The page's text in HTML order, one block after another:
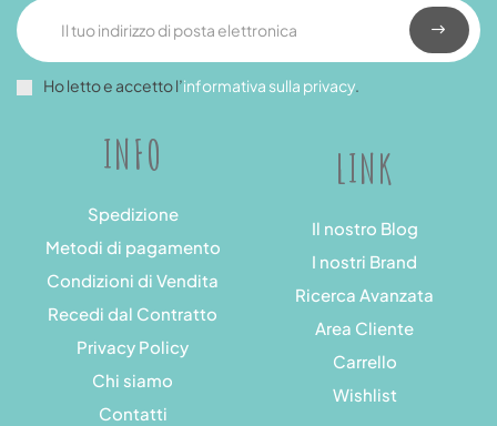
INFO
Spedizione
Metodi di pagamento
Condizioni di Vendita
Recedi dal Contratto
Privacy Policy
Chi siamo
Contatti
LINK
Il nostro Blog
I nostri Brand
Ricerca Avanzata
Area Cliente
Carrello
Wishlist
Ho letto e accetto l’informativa sulla privacy.